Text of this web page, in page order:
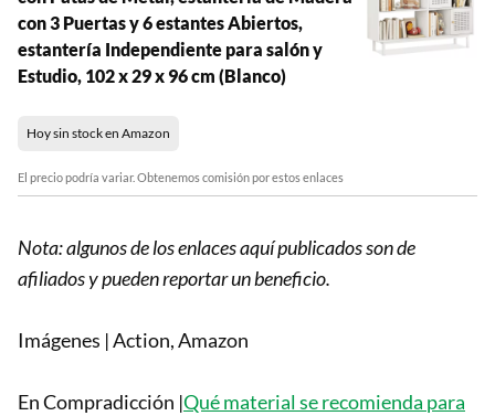
con 3 Puertas y 6 estantes Abiertos,
estantería Independiente para salón y
Estudio, 102 x 29 x 96 cm (Blanco)
Hoy sin stock en Amazon
El precio podría variar. Obtenemos comisión por estos enlaces
Nota: algunos de los enlaces aquí publicados son de
afiliados y pueden reportar un beneficio.
Imágenes | Action, Amazon
En Compradicción |Qué material se recomienda para